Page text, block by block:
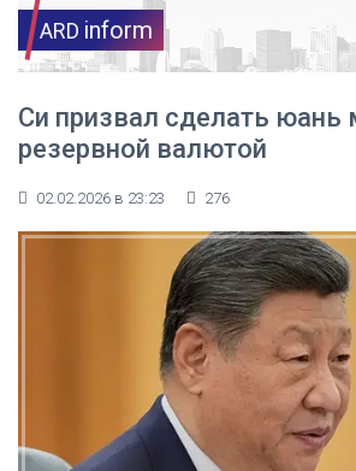
ARD inform
Си призвал сделать юань
резервной валютой
02.02.2026 в 23:23 276